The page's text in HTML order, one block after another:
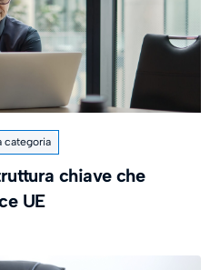
categoria
chiave che
UE